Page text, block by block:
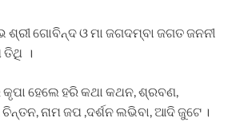
ଗୋବିନ୍ଦ ଓ ମା ଜଗଦମ୍ବା ଜଗତ ଜନନୀ
ତିଥି ।
ହେଲେ ହରି କଥା କଥନ, ଶ୍ରବଣ,
ଚିନ୍ତନ, ନାମ ଜପ ,ଦର୍ଶନ ଲଭିବା, ଆଦି ଜୁଟେ ।